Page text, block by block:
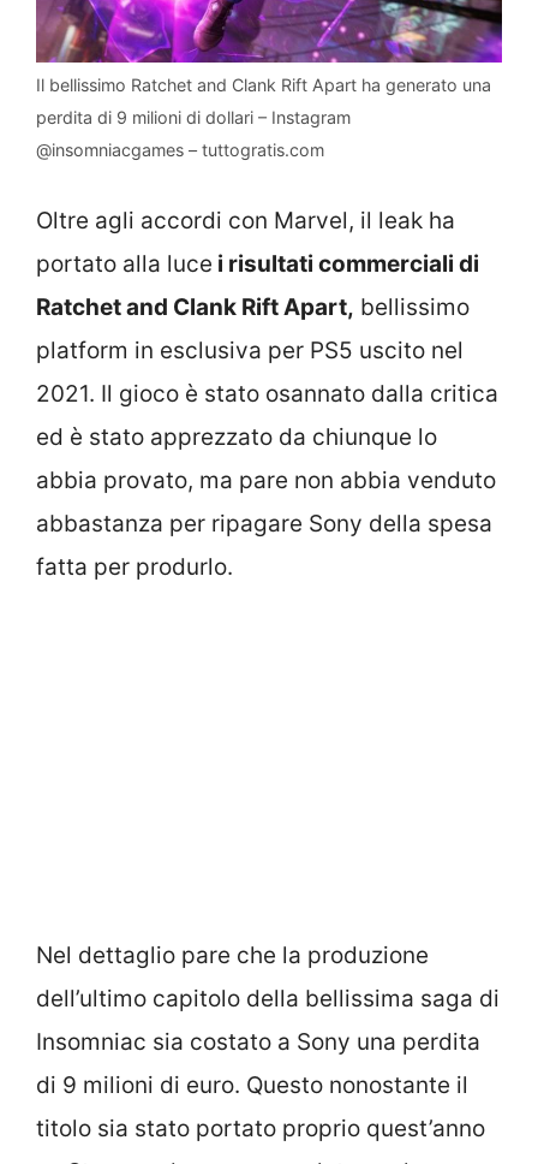
Il bellissimo Ratchet and Clank Rift Apart ha generato una
perdita di 9 milioni di dollari – Instagram
@insomniacgames – tuttogratis.com
Oltre agli accordi con Marvel, il leak ha
portato alla luce i risultati commerciali di
Ratchet and Clank Rift Apart, bellissimo
platform in esclusiva per PS5 uscito nel
2021. Il gioco è stato osannato dalla critica
ed è stato apprezzato da chiunque lo
abbia provato, ma pare non abbia venduto
abbastanza per ripagare Sony della spesa
fatta per produrlo.
Nel dettaglio pare che la produzione
dell’ultimo capitolo della bellissima saga di
Insomniac sia costato a Sony una perdita
di 9 milioni di euro. Questo nonostante il
titolo sia stato portato proprio quest’anno